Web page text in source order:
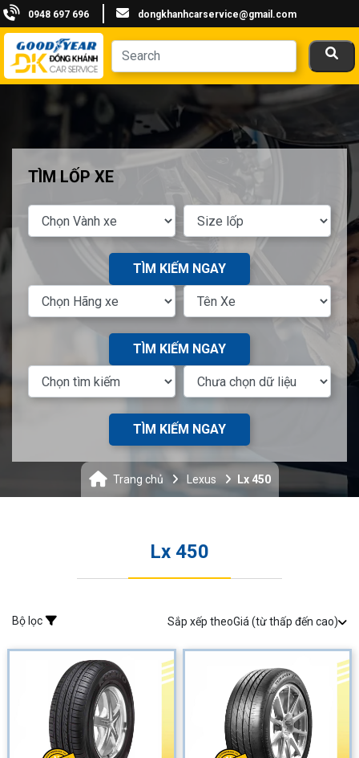
0948 697 696 dongkhanhcarservice@gmail.com
TÌM LỐP XE
TÌM KIẾM NGAY
TÌM KIẾM NGAY
TÌM KIẾM NGAY
Trang chủ Lexus Lx 450
Lx 450
Bộ lọc Sắp xếp theoGiá (từ thấp đến cao)